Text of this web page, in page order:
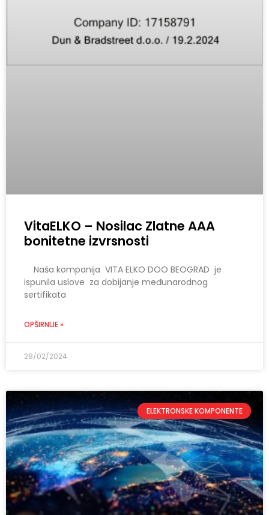
VitaELKO – Nosilac Zlatne AAA
bonitetne izvrsnosti
Naša kompanija VITA ELKO DOO BEOGRAD je
ispunila uslove za dobijanje međunarodnog
sertifikata
OPŠIRNIJE »
28/02/2024
ELEKTRONSKE KOMPONENTE